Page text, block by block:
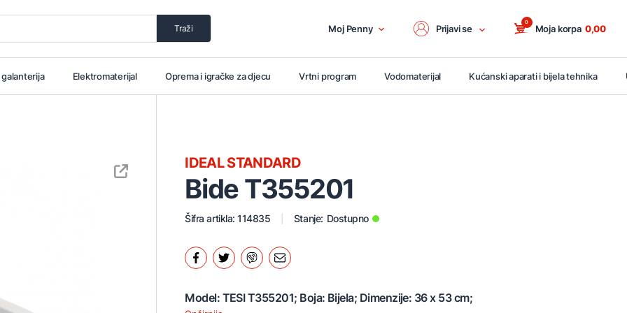
Traži Moj Penny Prijavi se Moja korpa
0
0,00
Elektromaterijal Oprema i igračke za djecu Vrtni program Vodomaterijal Kućanski aparati i bijela tehnika
Bide T355201
IDEAL STANDARD
Šifra artikla: 114835 Stanje: Dostupno
Model: TESI T355201; Boja: Bijela; Dimenzije: 36 x 53 cm;